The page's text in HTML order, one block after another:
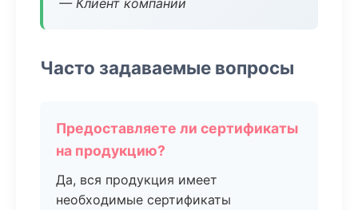
— Клиент компании
Часто задаваемые вопросы
Предоставляете ли сертификаты
на продукцию?
Да, вся продукция имеет
необходимые сертификаты